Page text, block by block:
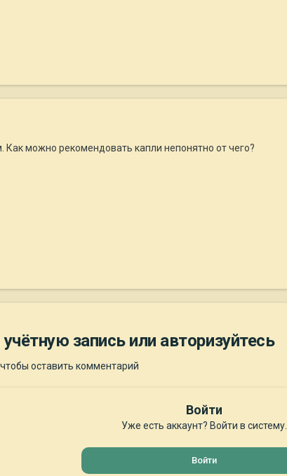
Как можно рекомендовать капли непонятно от чего?
запись или авторизуйтесь
оставить комментарий
Войти
Уже есть аккаунт? Войти в систему.
Войти